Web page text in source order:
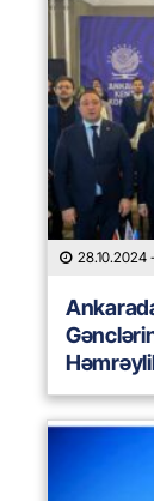
28.10.2024